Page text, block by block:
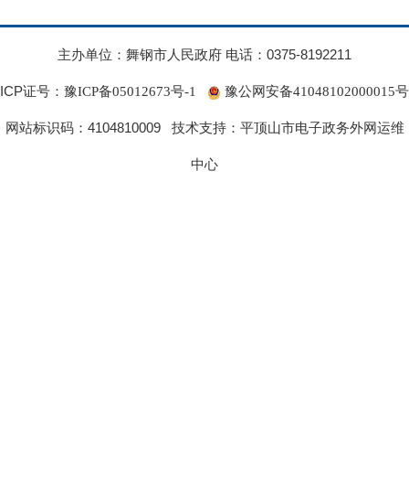
主办单位：舞钢市人民政府 电话：0375-8192211
ICP证号： 豫ICP备05012673号-1 豫公网安备41048102000015号
网站标识码：4104810009 技术支持：平顶山市电子政务外网运维
中心